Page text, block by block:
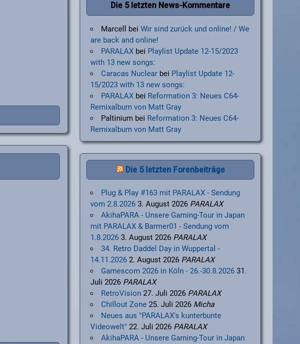
Die 5 letzten News-Kommentare
Marcell beiWir sind zurück und online! / We
are back and online!
PARALAX bei Playlist Update 12-15/2023
with 13 new songs:
Caracas Nuclear bei Playlist Update 12-
15/2023 with 13 new songs:
PARALAX bei Reformation 3: Neues C64-
Remixalbum von Matt Gray
Paltinium bei Reformation 3: Neues C64-
Remixalbum von Matt Gray
Die 5 letzten Forenbeiträge
Plug & Play #163 mit PARALAX - Sendung
vom 2.8.2026 3. August 2026 PARALAX
AkihaPARA - Unsere Gaming-Tour in Japan
mit PARALAX & Barmer01 - Sendung vom
1.8.2026 3. August 2026 PARALAX
34. Retro Daddel Day in Wuppertal -
14.11.2026 2. August 2026 PARALAX
Gamescom 2026 in Köln - 26.-30.8.2026 31.
Juli 2026 PARALAX
RetroVision 27. Juli 2026 PARALAX
Chillout Zone 25. Juli 2026 Micha
Neues aus "PARALAX's kunterbunte
Videowelt" 22. Juli 2026 PARALAX
AkihaPARA - Unsere Gaming-Tour in Japan